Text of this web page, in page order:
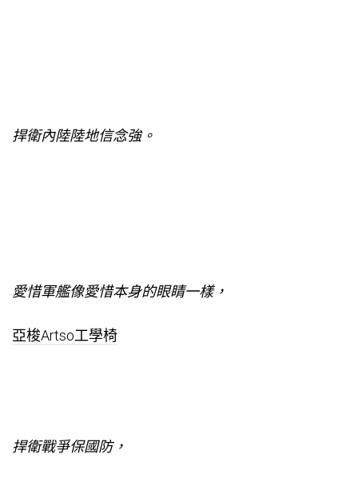
捍衛內陸陸地信念強。
愛惜軍艦像愛惜本身的眼睛一樣，
亞梭Artso工學椅
捍衛戰爭保國防，